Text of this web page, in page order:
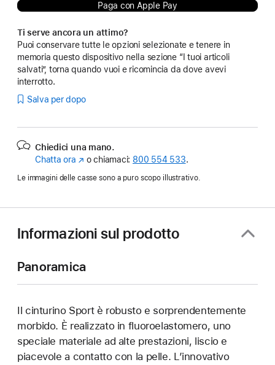
Paga con Apple Pay
Ti serve ancora un attimo?
Puoi conservare tutte le opzioni selezionate e tenere in
memoria questo dispositivo nella sezione “I tuoi articoli
salvati”, torna quando vuoi e ricomincia da dove avevi
interrotto.
Salva per dopo
Chiedici una mano.
Chatta ora (Si
nuova
o chiamaci: 800 554 533.
Le immagini delle casse sono a puro scopo illustrativo.
Informazioni sul prodotto
Panoramica
Il cinturino Sport è robusto e sorprendentemente
morbido. È realizzato in fluoroelastomero, uno
speciale materiale ad alte prestazioni, liscio e
piacevole a contatto con la pelle. L’innovativo